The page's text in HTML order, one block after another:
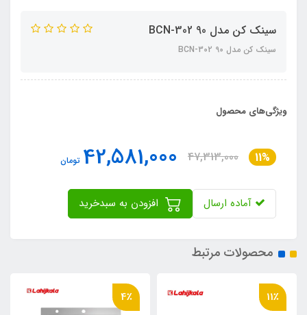
سینک کن مدل 90 BCN-302
سینک کن مدل 90 BCN-302
ویژگی‌های محصول
11%
47,313,000
42,581,000 تومان
آماده ارسال
محصولات مرتبط
11٪ 4٪